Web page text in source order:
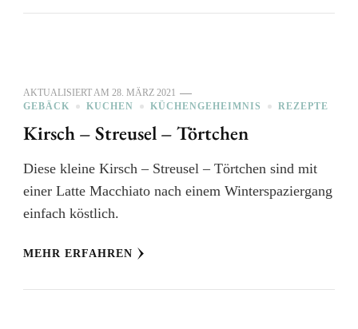
AKTUALISIERT AM 28. MÄRZ 2021
GEBÄCK
KUCHEN KÜCHENGEHEIMNIS REZEPTE
Kirsch – Streusel – Törtchen
Diese kleine Kirsch – Streusel – Törtchen sind mit
einer Latte Macchiato nach einem Winterspaziergang
einfach köstlich.
MEHR ERFAHREN